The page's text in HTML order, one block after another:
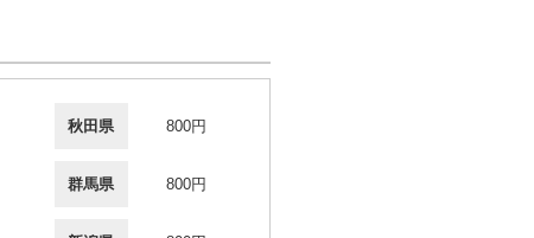
秋田県 800円
群馬県 800円